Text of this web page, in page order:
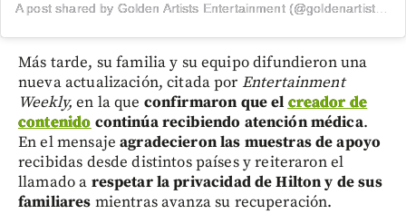
A post shared by Golden Artists Entertainment (@goldenartistsla)
Más tarde, su familia y su equipo difundieron una
nueva actualización, citada por Entertainment
Weekly, en la que confirmaron que el creador de
contenido continúa recibiendo atención médica.
En el mensajeagradecieron las muestras de apoyo
recibidas desde distintos países y reiteraron el
llamado a respetar la privacidad de Hilton y de sus
familiares mientras avanza su recuperación.